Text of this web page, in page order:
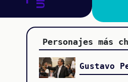
Personajes más
Gustavo